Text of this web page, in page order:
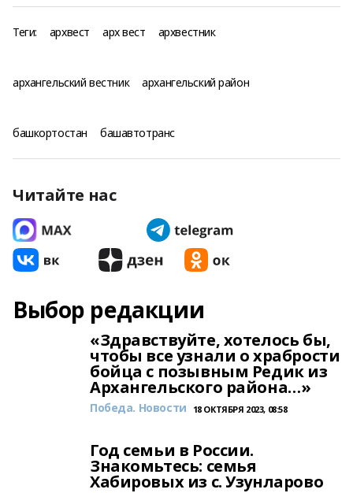
Теги: архвест арх вест архвестник
архангельский вестник архангельский район
башкортостан башавтотранс
Читайте нас
Выбор редакции
«Здравствуйте, хотелось бы,
чтобы все узнали о храбрости
бойца с позывным Редик из
Архангельского района…»
Победа. Новости 18 ОКТЯБРЯ 2023, 08:58
Год семьи в России.
Знакомьтесь: семья
Хабировых из с. Узунларово